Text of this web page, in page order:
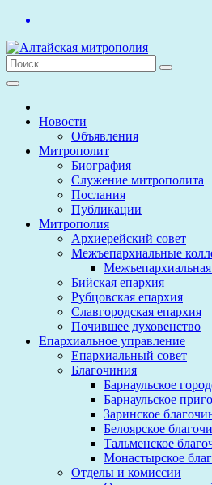
Перейти
содержимому
Новости
Объявления
Митрополит
Биография
Служение митрополита
Послания
Публикации
Митрополия
Архиерейский совет
Межъепархиальные
Бийская епархия
Рубцовская епархия
Славгородская епархия
Почившее духовенство
Епархиальное управление
Епархиальный совет
Благочиния
Барнаульское
Барнаульское
Заринское
Белоярское
Тальменское
Монастырское
Отделы и комиссии